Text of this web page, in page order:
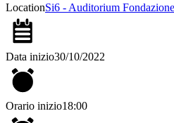
LocationSi6 - Auditorium
Data inizio30/10/2022
Orario inizio18:00